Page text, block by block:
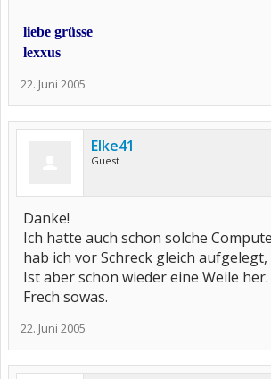
liebe grüsse
lexxus
22. Juni 2005
Elke41
Guest
Danke!
Ich hatte auch schon solche
hab ich vor Schreck gleich aufgelegt,
Ist aber schon wieder eine Weile her.
Frech sowas.
22. Juni 2005